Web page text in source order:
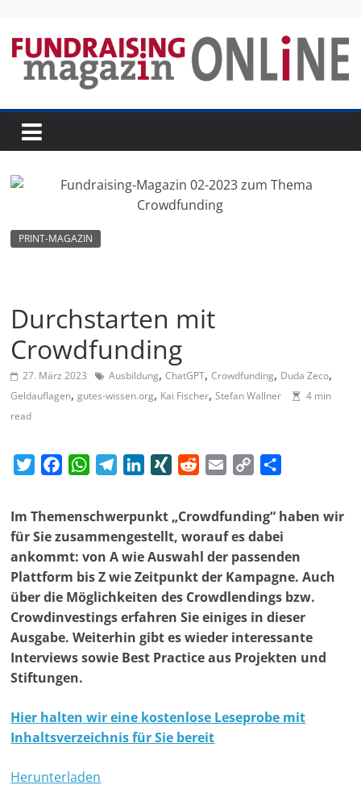
content
Fundraising-
Magazin
h
e
n
m
a
g
z
n
f
ü
r
S
o
z
i
l
-
a
PRINT-MAGAZIN
Durchstarten mit
Crowdfunding
27. März 2023 Ausbildung,ChatGPT,Crowdfunding, Duda Zeco,
Geldauflagen,gutes-wissen.org, Kai Fischer,Stefan Wallner
4 min
read
t
e
r
o
k
W
a
p
p
r
a
m
e
d
I
n
G
i
i
y
n
k
i
l
e
Im Themenschwerpunkt „Crowdfunding“ haben wir
für Sie zusammengestellt, worauf es dabei
ankommt: von A wie Auswahl der passenden
Plattform bis Z wie Zeitpunkt der Kampagne. Auch
über die Möglichkeiten des Crowdlendings bzw.
Crowdinvestings erfahren Sie einiges in dieser
Ausgabe. Weiterhin gibt es wieder interessante
Interviews sowie Best Practice aus Projekten und
Stiftungen.
Hier halten wir eine kostenlose Leseprobe mit
Inhaltsverzeichnis für Sie bereit
Herunterladen